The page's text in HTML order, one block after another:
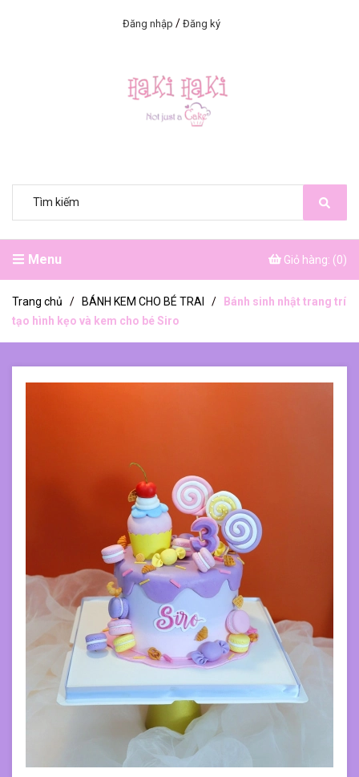
Đăng nhập / Đăng ký
Menu Giỏ hàng: (0)
Trang chủ / BÁNH KEM CHO BÉ TRAI /
Bánh sinh nhật trang trí
tạo hình kẹo và kem cho bé Siro